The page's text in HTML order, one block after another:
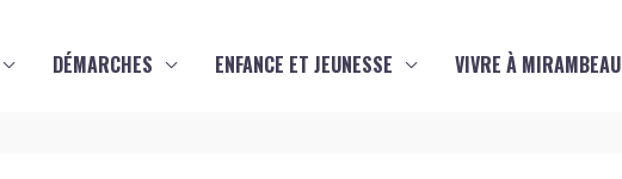
DÉMARCHES ENFANCE ET JEUNESSE VIVRE À MIRAMBEAU